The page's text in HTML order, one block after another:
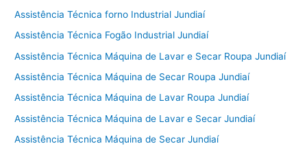
Assistência Técnica forno Industrial Jundiaí
Assistência Técnica Fogão Industrial Jundiaí
Assistência Técnica Máquina de Lavar e Secar Roupa Jundiaí
Assistência Técnica Máquina de Secar Roupa Jundiaí
Assistência Técnica Máquina de Lavar Roupa Jundiaí
Assistência Técnica Máquina de Lavar e Secar Jundiaí
Assistência Técnica Máquina de Secar Jundiaí